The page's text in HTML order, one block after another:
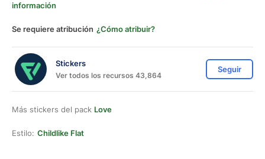
información
Se requiere atribución ¿Cómo atribuir?
Stickers
Ver todos los recursos 43,864
Seguir
Más stickers del pack Love
Estilo: Childlike Flat